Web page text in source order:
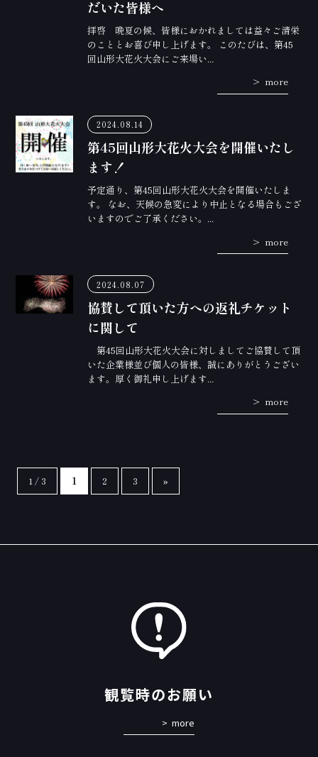
だいた皆様へ
拝啓 晩夏の候、皆様におかれましては益々ご清栄
のこととお喜び申し上げます。 このたびは、第45
回山形大花火大会にご来場い...
more
2024.08.14
第45回山形大花火大会を開催いたし
ます！
予定通り、第45回山形大花火大会を開催いたしま
す。 なお、天候の急変により中止となる場合もござ
いますのでご了承ください。...
more
2024.08.07
協賛して頂いた方への返礼チケット
に関して
第45回山形大花火大会に対しましてご協賛して頂
いた企業様並び個人の皆様、誠にありがとうござい
ます。厚く御礼申し上げます...
more
1 / 3 1 2 3 »
観覧時のお願い
more